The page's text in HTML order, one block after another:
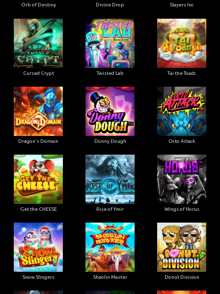
Orb of Destiny Divine Drop Slayers Inc
Cursed Crypt Twisted Lab Tai the Toadc
Dragon's Domain Donny Dough Octo Attack
Get the CHEESE Rise of Ymir Wings of Horus
Snow Slingers Shaolin Master Donut Division